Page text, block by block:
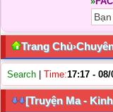
Trang Chủ›
Search Time:17:17 - 08/
[Truyện Ma -